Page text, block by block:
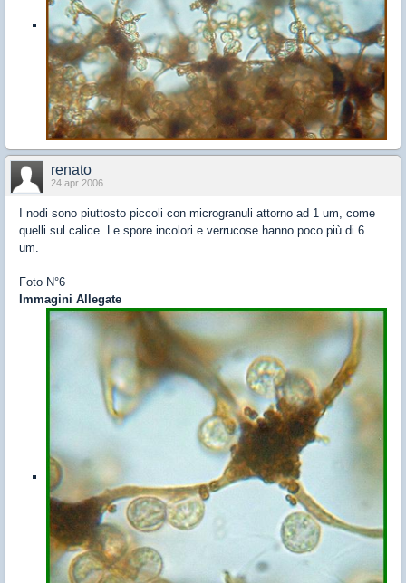
renato
24 apr 2006
I nodi sono piuttosto piccoli con microgranuli attorno ad 1 um, come
quelli sul calice. Le spore incolori e verrucose hanno poco più di 6
um.
Foto N°6
Immagini Allegate